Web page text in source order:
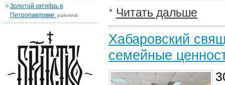
Читать дальше
Хабаровский
семейные
Золотой октябрь в
Петропавловке. palomnik